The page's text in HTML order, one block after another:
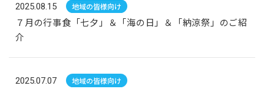
2025.08.15 地域の皆様向け
７月の行事食「七夕」＆「海の日」＆「納涼祭」のご紹
介
2025.07.07 地域の皆様向け